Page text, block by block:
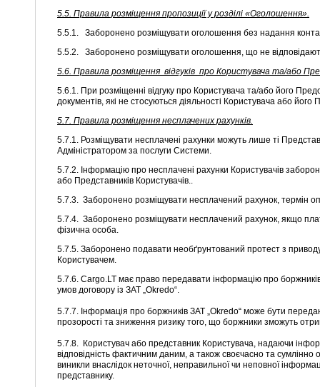
5.5. Правила розміщення пропозиції у розділі «Оголошення».
5.5.1. Заборонено розміщувати оголошення без надання
5.5.2. Заборонено розміщувати оголошення, що не
5.6. Правила розміщення відгуків про Користувача та/або
5.6.1. При розміщенні відгуку про Користувача та/або його
документів, які не стосуються діяльності Користувача або його
5.7. Правила розміщення несплачених рахунків.
5.7.1. Розміщувати несплачені рахунки можуть лише ті
Адміністратором за послуги Системи.
5.7.2. Інформацію про несплачені рахунки Користувачів
або Представників Користувачів..
5.7.3. Заборонено розміщувати несплачений рахунок, термін
5.7.4. Заборонено розміщувати несплачений рахунок, якщо
фізична особа.
5.7.5. Заборонено подавати необґрунтований протест з
Користувачем.
5.7.6. Cargo.LT має право передавати інформацію про
умов договору із ЗАТ „Okredo“.
5.7.7. Інформація про боржників ЗАТ „Okredo“ може бути
прозорості та зниження ризику того, що боржники зможуть
5.7.8. Користувач або представник Користувача, надаючи
відповідність фактичним даним, а також своєчасно та сумлінно
виникли внаслідок неточної, неправильної чи неповної
представнику.